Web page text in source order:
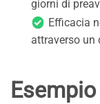
giorni di
Efficacia
attraverso un